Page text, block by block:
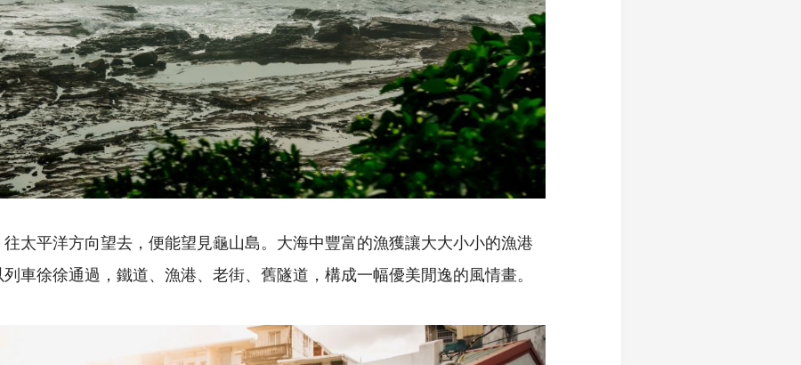
太平洋方向望去，便能望見龜山島。大海中豐富的漁獲讓大大小小的漁港
車徐徐通過，鐵道、漁港、老街、舊隧道，構成一幅優美閒逸的風情畫。